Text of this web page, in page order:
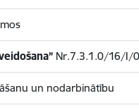
Nr.7.3.1.0/16/I/
un nodarbinātību